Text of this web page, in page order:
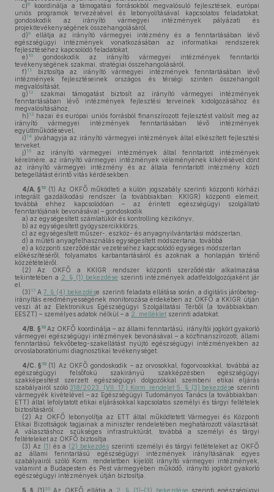
c)8
koordinálja a támogatási forrásokból megvalósuló fejlesztések, európai
uniós programok tervezésével és lebonyolításával kapcsolatos feladatokat,
gondoskodik az irányító vármegyei intézmények pályázati és
projekttevékenységének összehangolásáról,
d)9
ellátja az irányító vármegyei intézmény és a fenntartásában lévő
egészségügyi intézmények vonatkozásában az informatikai rendszerek
fejlesztéséhez kapcsolódó feladatokat,
e) 10
gondoskodik az irányító vármegyei intézmények fenntartói
tevékenységének szakmai, stratégiai összehangolásáról,
f) 11
biztosítja az irányító vármegyei intézmények fenntartásában lévő
intézmények fejlesztéseinek országos és térségi szinten összehangolt
megvalósítását,
g) 12
szakmai támogatást biztosít az irányító vármegyei intézmények
fenntartásában lévő intézmények fejlesztési terveinek kidolgozásához és
megvalósításához,
h) 13 hazai és európai uniós forrásból finanszírozott fejlesztést valósít meg az
irányító vármegyei intézmények fenntartásában lévő intézmények
együttműködésével,
i) 14 jóváhagyja az irányító vármegyei intézmények által elkészített fejlesztési
terveket,
j) 15
az irányító vármegyei intézmények által fenntartott intézmények
kérelmére, az irányító vármegyei intézmények véleményének kikérésével dönt
az irányító vármegyei intézmény és az általa fenntartott intézmény közti
betegellátást érintő vitás kérdésekben.
4/A. § 16 (1) Az OKFŐ működteti a külön jogszabály szerinti központi kórházi
integrált gazdálkodási rendszer (a továbbiakban: KKIGR) központi elemeit,
továbbá ehhez kapcsolódóan – az érintett egészségügyi szolgáltató
fenntartójának bevonásával – gondoskodik
a) az egységesített számlatükör és kontrolling kézikönyv,
b) az egységesített gyógyszercikktörzs,
c) az egységesített műszer-, eszköz- és anyagnyilvántartási módszertan,
d) a műtéti anyagfelhasználás egységesített módszertana, továbbá
e) a központi szerződéstár vezetéséhez kapcsolódó egységes módszertan
előkészítéséről, folyamatos karbantartásáról és azoknak a honlapján történő
közzétételéről.
(2) Az OKFŐ a KKIGR rendszer központi szerződéstár alkalmazása
tekintetében a 2. § (1) bekezdése szerinti intézmények adatfeldolgozójaként jár
el.
(3) 17 A7. § (4) bekezdése szerinti feladata ellátása során, a digitális járóbeteg-
irányítás eredményességének monitorozása érdekében az OKFŐ a KKIGR útján
veszi át az Elektronikus Egészségügyi Szolgáltatási Térből (a továbbiakban:
EESZT) – személyes adatok nélkül – a 2. melléklet szerinti adatokat.
4/B. § 18 Az OKFŐ koordinálja – az állami fenntartású, irányítói jogkört gyakorló
vármegyei egészségügyi intézmények bevonásával – a közfinanszírozott, állami
fenntartású fekvőbeteg-szakellátást nyújtó egészségügyi intézményekben az
orvoslaboratóriumi diagnosztikai tevékenységet.
4/C. § 19 (1) Az OKFŐ gondoskodik – az orvosokkal, fogorvosokkal, továbbá az
egészségügyi felsőfokú szakirányú szakképzésben egészségügyi
szakképesítést szerzett egészségügyi dolgozókkal szembeni etikai eljárás
szabályairól szóló318/2023. (VII. 17.) Korm. rendelet 5. § (3) bekezdése szerinti
vármegyék kivételével – az Egészségügyi Tudományos Tanács (a továbbiakban:
ETT) által lefolytatott etikai eljárásokkal kapcsolatos személyi és tárgyi feltételek
biztosításáról.
(2) Az OKFŐ lebonyolítja az ETT által működtetett Vármegyei és Központi
Etikai Bizottságok tagjainak a miniszter rendeletében meghatározott választását.
A választáshoz szükséges infrastruktúrát, továbbá a személyi és tárgyi
feltételeket az OKFŐ biztosítja.
(3) Az (1) és a (2) bekezdés szerinti személyi és tárgyi feltételeket az OKFŐ
az állami fenntartású egészségügyi intézmények irányításának egyes
szabályairól szóló Korm. rendeletben kijelölt irányító vármegyei intézmények,
valamint a Budapesten és Pest vármegyében működő, irányító jogkört gyakorló
egészségügyi intézmények útján biztosítja.
5. § (1) 20Az OKFŐ ellátja a 2. § (1)–(3) bekezdése szerinti egészségügyi